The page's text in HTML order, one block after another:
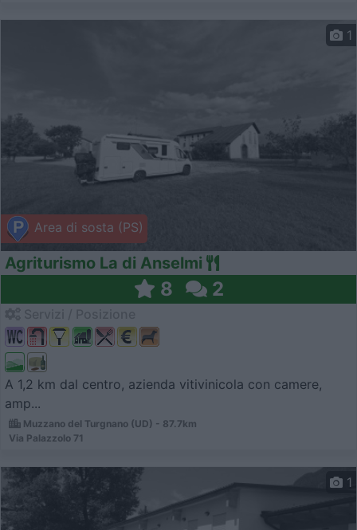
Area di sosta (PS)
1
Agriturismo La di Anselmi
8 2
A 1,2 km dal centro, azienda vitivinicola con camere,
amp...
Muzzano del Turgnano (UD) - 87.7km
Via Palazzolo 71
1